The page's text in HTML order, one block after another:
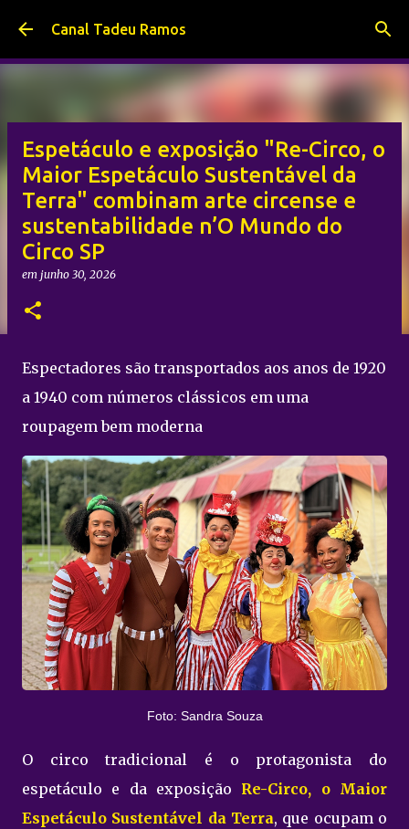
Pular para o conteúdo principal
Canal Tadeu Ramos
Espetáculo e exposição "Re-Circo, o
Maior Espetáculo Sustentável da
Terra" combinam arte circense e
sustentabilidade n’O Mundo do
Circo SP
em junho 30, 2026
Espectadores são transportados aos anos de 1920
a 1940 com números clássicos em uma
roupagem bem moderna
Foto: Sandra Souza
O circo tradicional é o protagonista do
espetáculo e da exposição Re-Circo, o Maior
Espetáculo Sustentável da Terra, que ocupam o